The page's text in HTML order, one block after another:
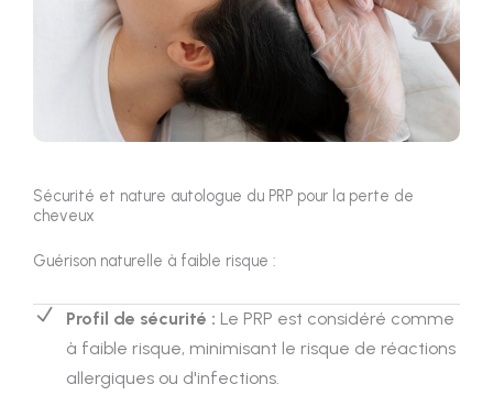
Sécurité et nature autologue du PRP pour la perte de
cheveux
Guérison naturelle à faible risque :
Profil de sécurité : Le PRP est considéré comme
à faible risque, minimisant le risque de réactions
allergiques ou d'infections.